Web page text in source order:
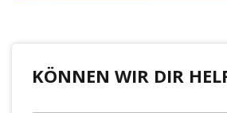
KÖNNEN WIR DIR